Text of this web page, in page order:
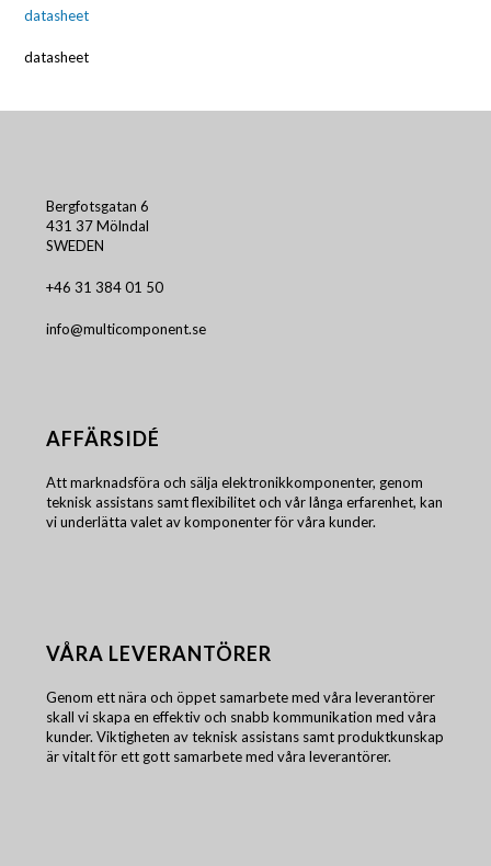
datasheet
datasheet
Bergfotsgatan 6
431 37 Mölndal
SWEDEN
+46 31 384 01 50
info@multicomponent.se
AFFÄRSIDÉ
Att marknadsföra och sälja elektronikkomponenter, genom
teknisk assistans samt flexibilitet och vår långa erfarenhet, kan
vi underlätta valet av komponenter för våra kunder.
VÅRA LEVERANTÖRER
Genom ett nära och öppet samarbete med våra leverantörer
skall vi skapa en effektiv och snabb kommunikation med våra
kunder. Viktigheten av teknisk assistans samt produktkunskap
är vitalt för ett gott samarbete med våra leverantörer.